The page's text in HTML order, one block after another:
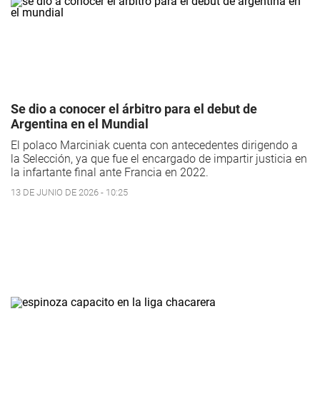
Se dio a conocer el árbitro para el debut de
Argentina en el Mundial
El polaco Marciniak cuenta con antecedentes dirigendo a
la Selección, ya que fue el encargado de impartir justicia en
la infartante final ante Francia en 2022.
13 DE JUNIO DE 2026 - 10:25